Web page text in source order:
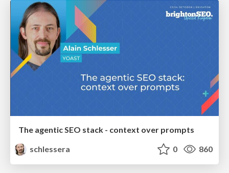
The agentic SEO stack - context over prompts
schlessera
0 860